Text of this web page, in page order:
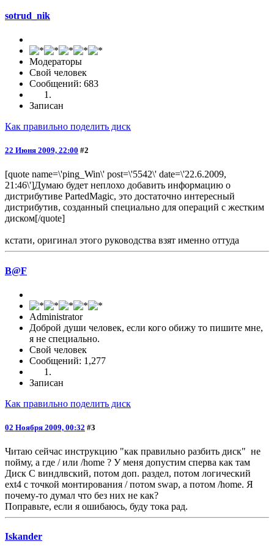
sotrud_nik
Модераторы
Свой человек
Сообщений: 683
Записан
Как правильно поделить диск
22 Июня 2009, 22:00 #2
[quote name=\'ping_Win\' post=\'5542\' date=\'22.6.2009,
21:46\']Думаю будет неплохо добавить информацию о
дистрибутиве PartedMagic, это достаточно интересный
дистрибутив, созданный специально для операций с жестким
диском[/quote]
кстати, оригинал этого руководства взят именно оттуда
B@F
Administrator
Доброй души человек, если кого обижу то пишите мне,
я не специально.
Свой человек
Сообщений: 1,277
Записан
Как правильно поделить диск
02 Ноября 2009, 00:32 #3
Читаю сейчас инструкцию "как правильно разбить диск" не
пойму, а где / или /home ? У меня допустим сперва как там
Диск С виндлвский, потом доп. раздел, потом логический
ext4 с точкой монтирования / потом swap, а потом /home. Я
почему-то думал что без них не как?
Поправьте, если я ошибаюсь, буду тока рад.
Iskander